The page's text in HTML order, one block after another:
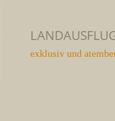
exklusiv und